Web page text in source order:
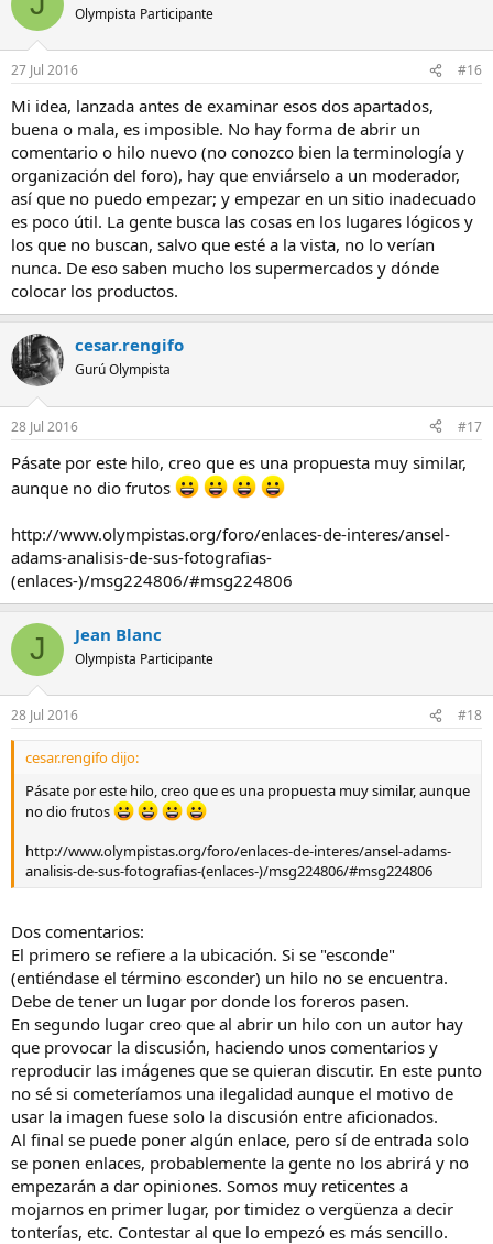
Olympista Participante
27 Jul 2016 #16
Mi idea, lanzada antes de examinar esos dos apartados,
buena o mala, es imposible. No hay forma de abrir un
comentario o hilo nuevo (no conozco bien la terminología y
organización del foro), hay que enviárselo a un moderador,
así que no puedo empezar; y empezar en un sitio inadecuado
es poco útil. La gente busca las cosas en los lugares lógicos y
los que no buscan, salvo que esté a la vista, no lo verían
nunca. De eso saben mucho los supermercados y dónde
colocar los productos.
cesar.rengifo
Gurú Olympista
28 Jul 2016 #17
Pásate por este hilo, creo que es una propuesta muy similar,
aunque no dio frutos
http://www.olympistas.org/foro/enlaces-de-interes/ansel-
adams-analisis-de-sus-fotografias-
(enlaces-)/msg224806/#msg224806
J Jean Blanc
Olympista Participante
28 Jul 2016 #18
cesar.rengifo dijo:
Pásate por este hilo, creo que es una propuesta muy similar, aunque
no dio frutos
http://www.olympistas.org/foro/enlaces-de-interes/ansel-adams-
analisis-de-sus-fotografias-(enlaces-)/msg224806/#msg224806
Dos comentarios:
El primero se refiere a la ubicación. Si se "esconde"
(entiéndase el término esconder) un hilo no se encuentra.
Debe de tener un lugar por donde los foreros pasen.
En segundo lugar creo que al abrir un hilo con un autor hay
que provocar la discusión, haciendo unos comentarios y
reproducir las imágenes que se quieran discutir. En este punto
no sé si cometeríamos una ilegalidad aunque el motivo de
usar la imagen fuese solo la discusión entre aficionados.
Al final se puede poner algún enlace, pero sí de entrada solo
se ponen enlaces, probablemente la gente no los abrirá y no
empezarán a dar opiniones. Somos muy reticentes a
mojarnos en primer lugar, por timidez o vergüenza a decir
tonterías, etc. Contestar al que lo empezó es más sencillo.